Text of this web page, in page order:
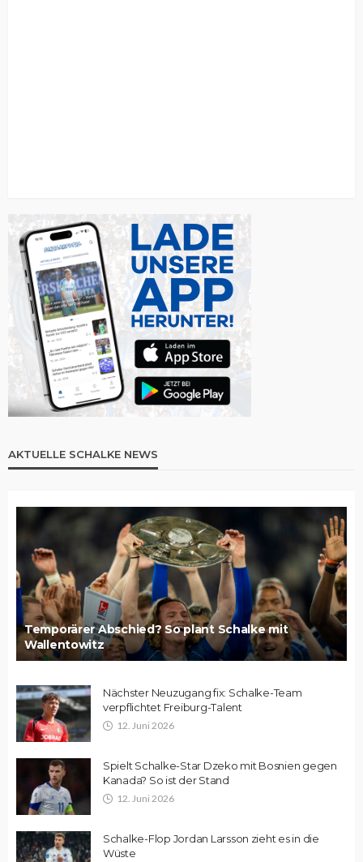
AKTUELLE SCHALKE NEWS
Temporärer Abschied? So plant Schalke mit
Wallentowitz
Nächster Neuzugang fix: Schalke-Team
verpflichtet Freiburg-Talent
12. Juni 2026
Spielt Schalke-Star Dzeko mit Bosnien gegen
Kanada? So ist der Stand
12. Juni 2026
Schalke-Flop Jordan Larsson zieht es in die
Wüste